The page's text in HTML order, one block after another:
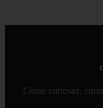
Cosas curiosas,